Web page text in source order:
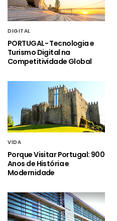
DIGITAL
PORTUGAL- Tecnologia e
Turismo Digital na
Competitividade Global
VIDA
Porque Visitar Portugal: 900
Anos de História e
Modernidade